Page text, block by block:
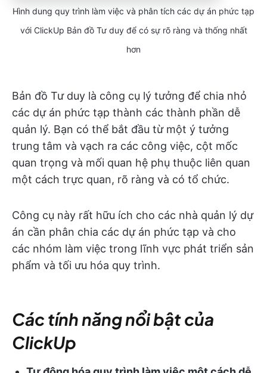
Hình dung quy trình làm việc và phân tích các dự án phức tạp
với ClickUp Bản đồ Tư duy để có sự rõ ràng và thống nhất
hơn
Bản đồ Tư duy là công cụ lý tưởng để chia nhỏ
các dự án phức tạp thành các thành phần dễ
quản lý. Bạn có thể bắt đầu từ một ý tưởng
trung tâm và vạch ra các công việc, cột mốc
quan trọng và mối quan hệ phụ thuộc liên quan
một cách trực quan, rõ ràng và có tổ chức.
Công cụ này rất hữu ích cho các nhà quản lý dự
án cần phân chia các dự án phức tạp và cho
các nhóm làm việc trong lĩnh vực phát triển sản
phẩm và tối ưu hóa quy trình.
Các tính năng nổi bật của
ClickUp